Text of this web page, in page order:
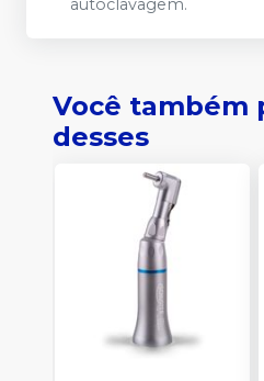
autoclavagem.
Você também
desses